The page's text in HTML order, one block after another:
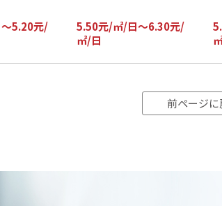
5.20元/
5.50元/㎡/日～6.30元/
㎡/日
前ページに